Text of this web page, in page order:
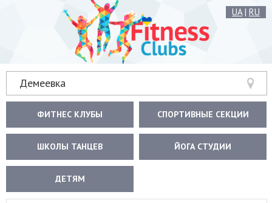
UA| RU
Демеевка
ФИТНЕС КЛУБЫ СПОРТИВНЫЕ СЕКЦИИ
ШКОЛЫ ТАНЦЕВ ЙОГА СТУДИИ
ДЕТЯМ